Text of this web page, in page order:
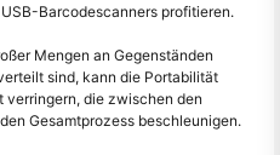
Barcodescanners profitieren.
Mengen an Gegenständen
sind, kann die Portabilität
die zwischen den
Gesamtprozess beschleunigen.